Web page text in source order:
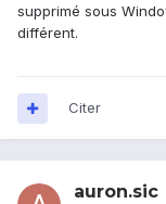
supprimé sous
différent.
Citer
auron.sic